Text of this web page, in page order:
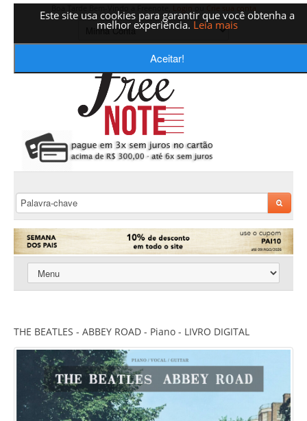
Este site usa cookies para garantir que você obtenha a
melhor experiência. Leia mais
Aceitar!
THE BEATLES - ABBEY ROAD - Piano - LIVRO DIGITAL